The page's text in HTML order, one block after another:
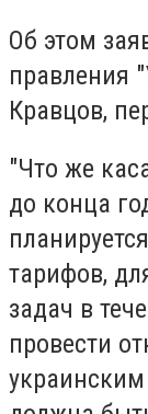
Об этом
правления
Кравцов,
"Что же
до конца
тарифов,
задач в
провести